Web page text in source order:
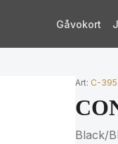
Gåvokort
Art: C-
Black/